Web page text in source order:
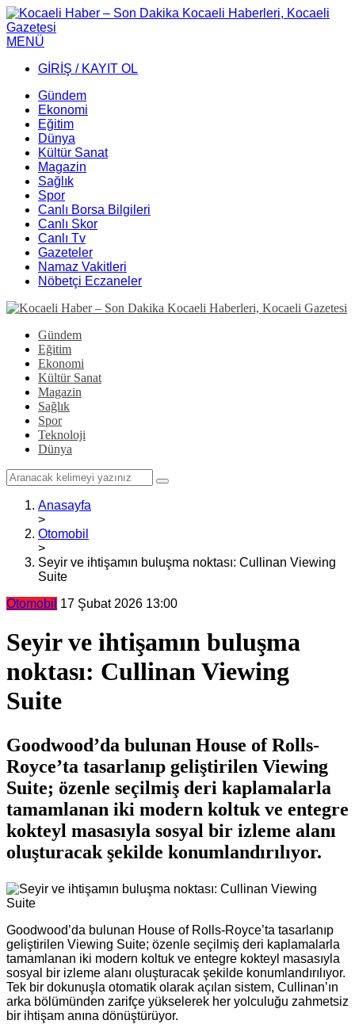
MENÜ
GİRİŞ / KAYIT OL
Gündem
Ekonomi
Eğitim
Dünya
Kültür Sanat
Magazin
Sağlık
Spor
Canlı Borsa Bilgileri
Canlı Skor
Canlı Tv
Gazeteler
Namaz Vakitleri
Nöbetçi Eczaneler
Gündem
Eğitim
Ekonomi
Kültür Sanat
Magazin
Sağlık
Spor
Teknoloji
Dünya
Anasayfa
>
Otomobil
>
Seyir ve ihtişamın buluşma noktası: Cullinan Viewing
Suite
Otomobil 17 Şubat 2026 13:00
Seyir ve ihtişamın buluşma
noktası: Cullinan Viewing
Suite
Goodwood’da bulunan House of Rolls-
Royce’ta tasarlanıp geliştirilen Viewing
Suite; özenle seçilmiş deri kaplamalarla
tamamlanan iki modern koltuk ve entegre
kokteyl masasıyla sosyal bir izleme alanı
oluşturacak şekilde konumlandırılıyor.
Goodwood’da bulunan House of Rolls-Royce’ta tasarlanıp
geliştirilen Viewing Suite; özenle seçilmiş deri kaplamalarla
tamamlanan iki modern koltuk ve entegre kokteyl masasıyla
sosyal bir izleme alanı oluşturacak şekilde konumlandırılıyor.
Tek bir dokunuşla otomatik olarak açılan sistem, Cullinan’ın
arka bölümünden zarifçe yükselerek her yolculuğu zahmetsiz
bir ihtişam anına dönüştürüyor.